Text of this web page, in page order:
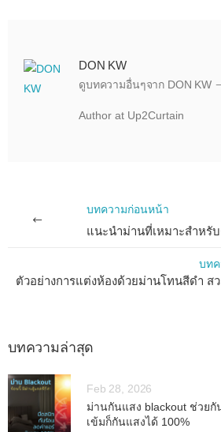
DON KW
ดูบทความอื่นๆจาก DON KW
Author at Up2Curtain
บทความก่อนหน้า
บท
บทความล่าสุด
Feb 28, 2026
ม่านกันแสง blackout ช่วย
เข้มก็กันแสงได้ 100%